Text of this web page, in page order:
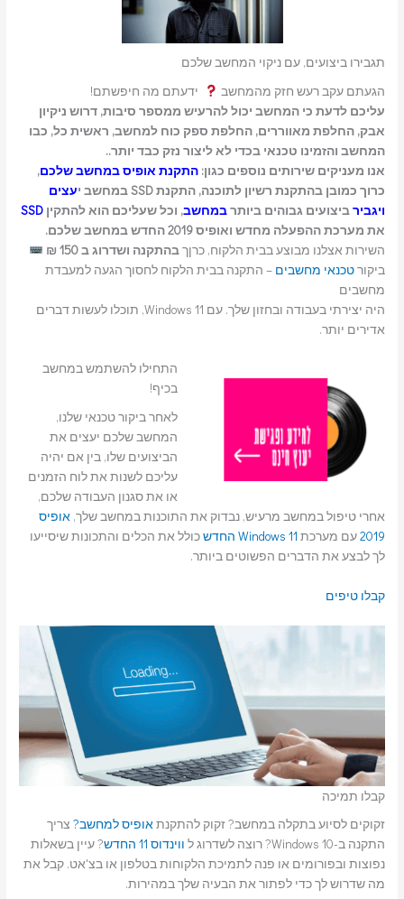
תגבירו ביצועים, עם ניקוי המחשב שלכם
הגעתם עקב רעש חזק מהמחשב
ידעתם מה חיפשתם!
עליכם לדעת כי המחשב יכול להרעיש ממספר סיבות, דרוש ניקיון
אבק, החלפת מאווררים, החלפת ספק כוח למחשב, ראשית כל, כבו
המחשב והזמינו טכנאי בכדי לא ליצור נזק כבד יותר..
אנו מעניקים שירותים נוספים כגון:התקנת אופיס במחשב שלכם,
כרוך כמובן בהתקנת רשיון לתוכנה, התקנת SSD במחשב י
עצים
ויגבירביצועים גבוהים ביותרבמחשב, וכל שעליכם הוא להתקיןSSD
את מערכת ההפעלה מחדש ואופיס 2019 החדש במחשב שלכם.
השירות אצלנו מבוצע בבית הלקוח, כרןךבהתקנה ושדרוג ב 150 ₪
ביקורטכנאי מחשבים – התקנה בבית הלקוח לחסוך הגעה למעבדת
מחשבים
היה יצירתי בעבודה ובחזון שלך. עם Windows 11, תוכלו לעשות דברים
אדירים יותר.
התחילו להשתמש במחשב
בכיף!
לאחר ביקור טכנאי שלנו,
המחשב שלכם יעצים את
הביצועים שלו, בין אם יהיה
עליכם לשנות את לוח הזמנים
או את סגנון העבודה שלכם,
אחרי טיפול במחשב מרעיש, נבדוק את התוכנות במחשב שלך,אופיס
2019עם מערכת Windows 11 החדש
כולל את הכלים והתכונות שיסייעו
לך לבצע את הדברים הפשוטים ביותר.
קבלו טיפים
קבלו תמיכה
זקוקים לסיוע בתקלה במחשב? זקוק להתקנתאופיס למחשב? צריך
התקנה ב-Windows 10? רוצה לשדרוג ל
ווינדוס 11 החדש
? עיין בשאלות
נפוצות ובפורומים או פנה לתמיכת הלקוחות בטלפון או בצ'אט. קבל את
מה שדרוש לך כדי לפתור את הבעיה שלך במהירות.